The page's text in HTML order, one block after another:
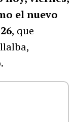
el nuevo
, que